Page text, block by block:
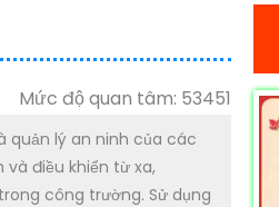
Mức độ quan tâm: 53451
quản lý an ninh của các
điều khiển từ xa,
công trường. Sử dụng